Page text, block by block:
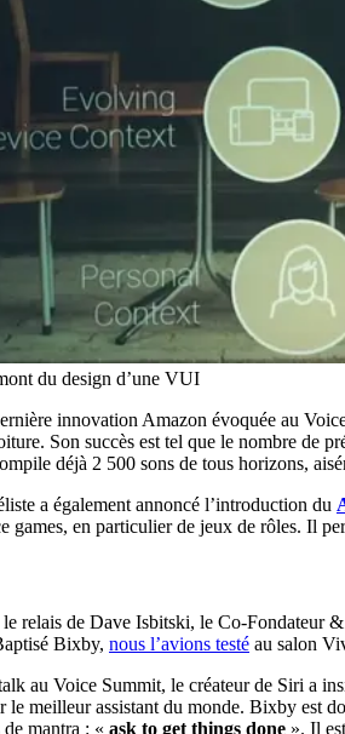
du design d’une VUI
innovation Amazon évoquée au
Son succès est tel que le nombre de
déjà 2 500 sons de tous horizons,
a également annoncé l’introduction du
games, en particulier de jeux de rôles. Il
relais de Dave Isbitski, le Co-Fondateur
Bixby, nous l’avions testé au salon
au Voice Summit, le créateur de Siri a
le meilleur assistant du monde. Bixby est
mantra : « ask to get things done ». Il